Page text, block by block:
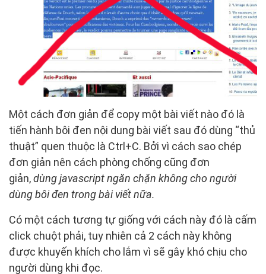
Một cách đơn giản để copy một bài viết nào đó là
tiến hành bôi đen nội dung bài viết sau đó dùng “thủ
thuật” quen thuộc là Ctrl+C. Bởi vì cách sao chép
đơn giản nên cách phòng chống cũng đơn
giản,dùng javascript ngăn chặn không cho người
dùng bôi đen trong bài viết nữa.
Có một cách tương tự giống với cách này đó là cấm
click chuột phải, tuy nhiên cả 2 cách này không
được khuyến khích cho lắm vì sẽ gây khó chịu cho
người dùng khi đọc.